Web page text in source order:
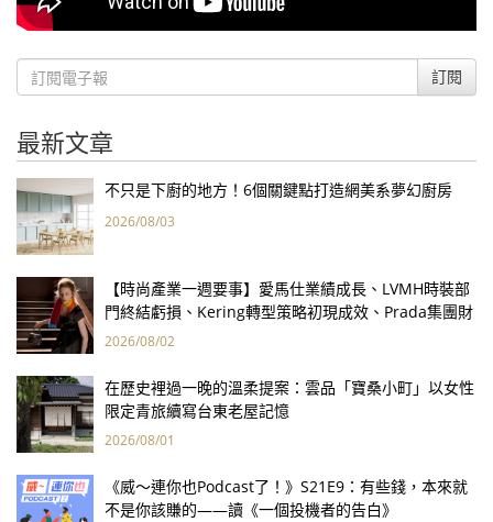
訂閱
最新文章
不只是下廚的地方！6個關鍵點打造網美系夢幻廚房
2026/08/03
【時尚產業一週要事】愛馬仕業績成長、LVMH時裝部
門終結虧損、Kering轉型策略初現成效、Prada集團財
報亮眼
2026/08/02
在歷史裡過一晚的溫柔提案：雲品「寶桑小町」以女性
限定青旅續寫台東老屋記憶
2026/08/01
《威～連你也Podcast了！》S21E9：有些錢，本來就
不是你該賺的——讀《一個投機者的告白》